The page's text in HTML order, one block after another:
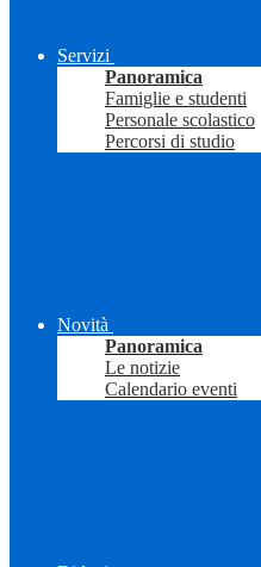
Servizi
Panoramica
Famiglie e studenti
Personale scolastico
Percorsi di studio
Novità
Panoramica
Le notizie
Calendario eventi